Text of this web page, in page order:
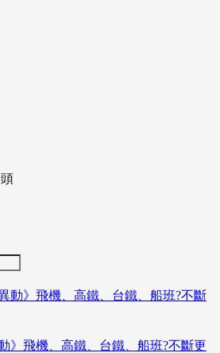
》飛機、高鐵、台鐵、船班?不斷更